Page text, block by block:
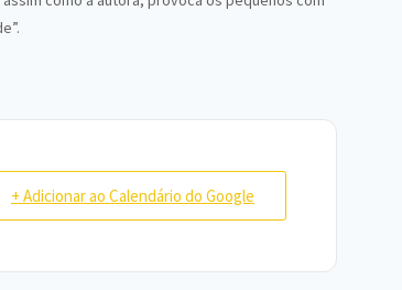
+ Adicionar ao Calendário do Google